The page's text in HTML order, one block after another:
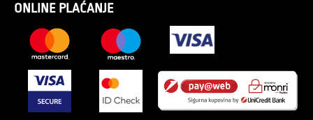
ONLINE PLAĆANJE